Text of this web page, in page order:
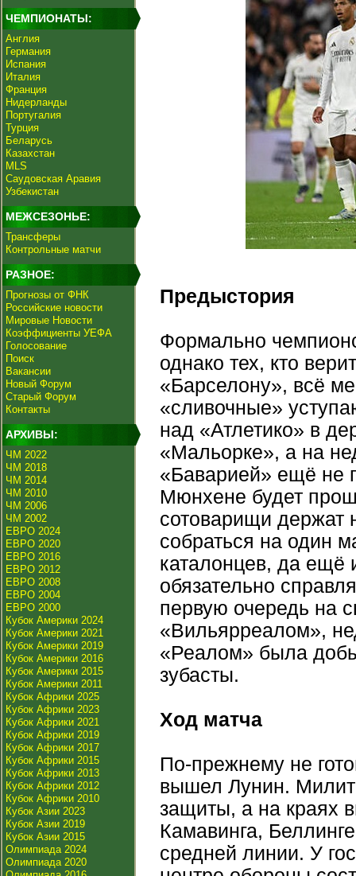
ЧЕМПИОНАТЫ:
Англия
Германия
Испания
Италия
Франция
Нидерланды
Португалия
Турция
Беларусь
Казахстан
MLS
Саудовская Аравия
Узбекистан
МЕЖСЕЗОНЬЕ:
Трансферы
Контрольные матчи
РАЗНОЕ:
Прогнозы от ФНК
Российские новости
Мировые Новости
Коэффициенты УЕФА
Голосование
Поиск
Вакансии
Новый Форум
Старый Форум
Контакты
АРХИВЫ:
ЧМ 2022
ЧМ 2018
ЧМ 2014
ЧМ 2010
ЧМ 2006
ЧМ 2002
ЕВРО 2024
ЕВРО 2020
ЕВРО 2016
ЕВРО 2012
ЕВРО 2008
ЕВРО 2004
ЕВРО 2000
Кубок Америки 2024
Кубок Америки 2021
Кубок Америки 2019
Кубок Америки 2016
Кубок Америки 2015
Кубок Америки 2011
Кубок Африки 2025
Кубок Африки 2023
Кубок Африки 2021
Кубок Африки 2019
Кубок Африки 2017
Кубок Африки 2015
Кубок Африки 2013
Кубок Африки 2012
Кубок Африки 2010
Кубок Азии 2023
Кубок Азии 2019
Кубок Азии 2015
Олимпиада 2024
Олимпиада 2020
Предыстория
Формально
однако тех, кто
«Барселону», всё
«сливочные»
над «Атлетико» в
«Мальорке», а на
«Баварией» ещё не
Мюнхене будет
сотоварищи держат
собраться на один
каталонцев, да ещё
обязательно
первую очередь на
«Вильярреалом»,
«Реалом» была
зубасты.
Ход матча
По-прежнему не
вышел Лунин.
защиты, а на краях
Камавинга,
средней линии. У